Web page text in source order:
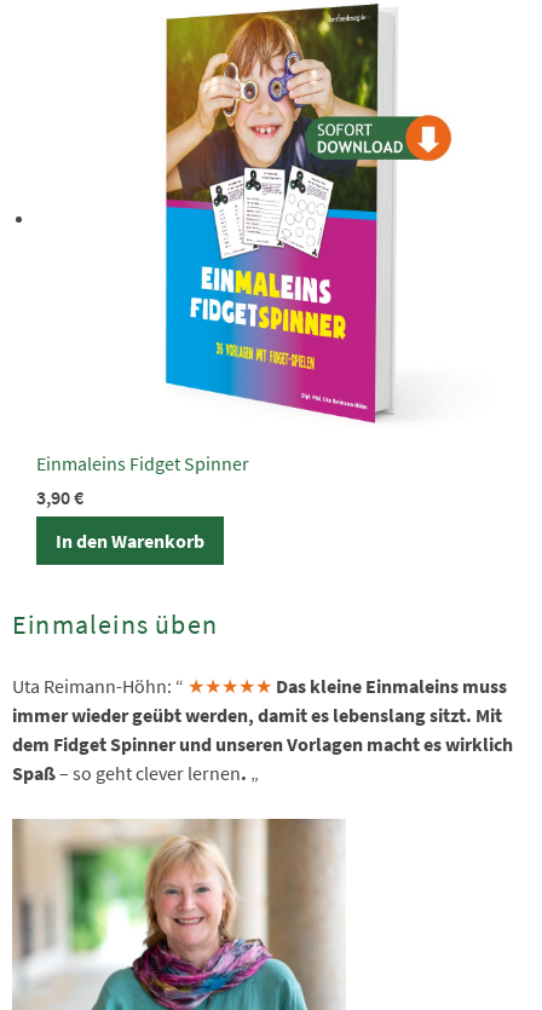
Einmaleins Fidget Spinner
3,90€
In den Warenkorb
Einmaleins üben
Uta Reimann-Höhn: “ ★★★★★ Das kleine Einmaleins muss
immer wieder geübt werden, damit es lebenslang sitzt. Mit
dem Fidget Spinner und unseren Vorlagen macht es wirklich
Spaß– so geht clever lernen. „